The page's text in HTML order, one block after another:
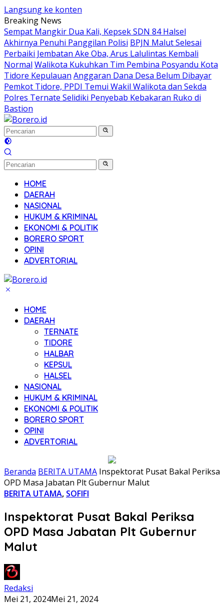
Langsung ke konten
Breaking News
Sempat Mangkir Dua Kali, Kepsek SDN 84 Halsel
Akhirnya Penuhi Panggilan Polisi BPJN Malut Selesai
Perbaiki Jembatan Ake Oba, Arus Lalulintas Kembali
Normal Walikota Kukuhkan Tim Pembina Posyandu Kota
Tidore Kepulauan Anggaran Dana Desa Belum Dibayar
Pemkot Tidore, PPDI Temui Wakil Walikota dan Sekda
Polres Ternate Selidiki Penyebab Kebakaran Ruko di
Bastion
HOME
DAERAH
NASIONAL
HUKUM & KRIMINAL
EKONOMI & POLITIK
BORERO SPORT
OPINI
ADVERTORIAL
HOME
DAERAH
TERNATE
TIDORE
HALBAR
KEPSUL
HALSEL
NASIONAL
HUKUM & KRIMINAL
EKONOMI & POLITIK
BORERO SPORT
OPINI
ADVERTORIAL
Beranda BERITA UTAMA Inspektorat Pusat Bakal Periksa
OPD Masa Jabatan Plt Gubernur Malut
BERITA UTAMA, SOFIFI
Inspektorat Pusat Bakal Periksa
OPD Masa Jabatan Plt Gubernur
Malut
Redaksi
Mei 21, 2024Mei 21, 2024